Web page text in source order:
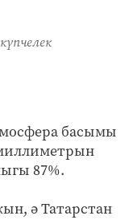
басымы
87%.
ә Татарстан